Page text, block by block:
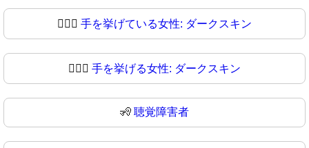
🙋🏿‍♀️ 手を挙げている女性: ダークスキン
🙋🏿‍♀ 手を挙げる女性: ダークスキン
🧏 聴覚障害者